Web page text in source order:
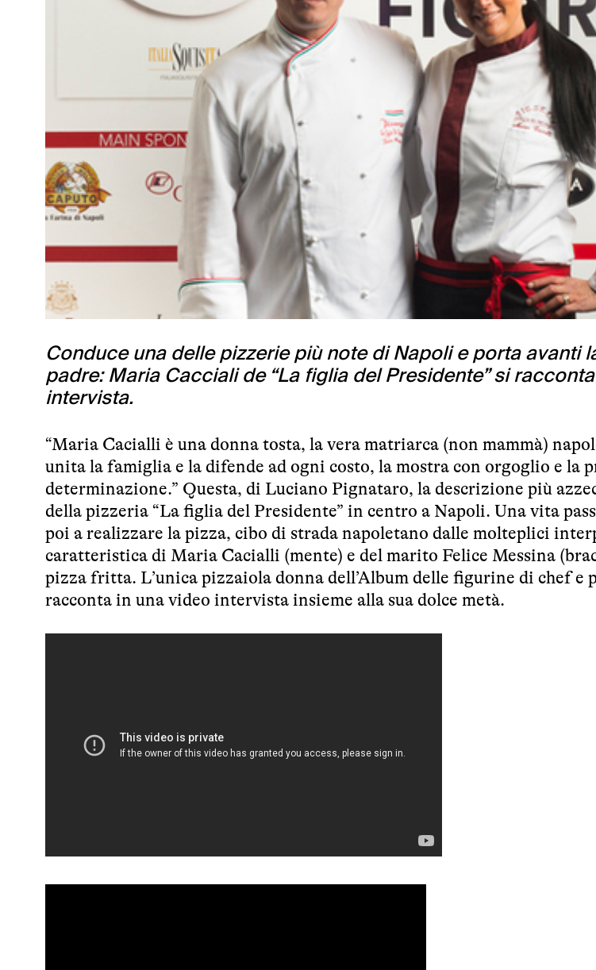
Conduce una delle pizzerie più note di Napoli e porta avanti
padre: Maria Cacciali de “La figlia del Presidente” si
intervista.
“Maria Cacialli è una donna tosta, la vera matriarca (non mammà)
unita la famiglia e la difende ad ogni costo, la mostra con orgoglio e la
determinazione.” Questa, di Luciano Pignataro, la descrizione più
della pizzeria “La figlia del Presidente” in centro a Napoli. Una vita
poi a realizzare la pizza, cibo di strada napoletano dalle molteplici
caratteristica di Maria Cacialli (mente) e del marito Felice Messina
pizza fritta. L’unica pizzaiola donna dell’Album delle figurine di chef
racconta in una video intervista insieme alla sua dolce metà.